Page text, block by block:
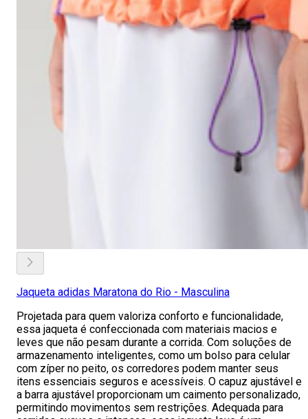
Jaqueta adidas Maratona do Rio - Masculina
Projetada para quem valoriza conforto e funcionalidade,
essa jaqueta é confeccionada com materiais macios e
leves que não pesam durante a corrida. Com soluções de
armazenamento inteligentes, como um bolso para celular
com zíper no peito, os corredores podem manter seus
itens essenciais seguros e acessíveis. O capuz ajustável e
a barra ajustável proporcionam um caimento personalizado,
permitindo movimentos sem restrições. Adequada para